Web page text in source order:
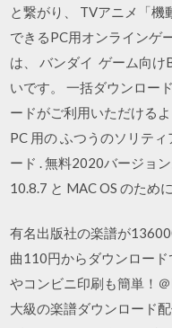
と繋がり、 TVアニメ「
できるPC用オンラインゲ
は、 バンダイ ゲーム向
いです。 一括ダウンロー
ードがご利用いただける
PC 用の ふつうのソリテ
ード . 無料2020バージョ
10.8.7 と MAC OS のため
有名出版社の楽譜が
曲110円からダウンロー
やコンビニ印刷も簡単！
大級の楽譜ダウンロード